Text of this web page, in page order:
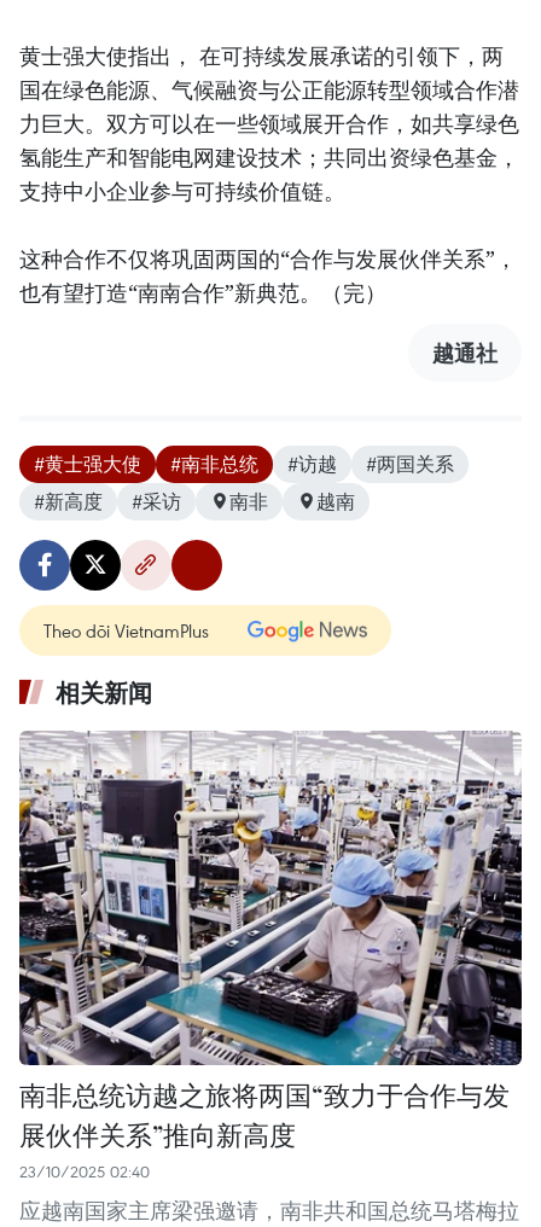
黄士强大使指出， 在可持续发展承诺的引领下，两
国在绿色能源、气候融资与公正能源转型领域合作潜
力巨大。双方可以在一些领域展开合作，如共享绿色
氢能生产和智能电网建设技术；共同出资绿色基金，
支持中小企业参与可持续价值链。
这种合作不仅将巩固两国的“合作与发展伙伴关系”，
也有望打造“南南合作”新典范。（完）
越通社
#黄士强大使 #南非总统 #访越
#两国关系
#新高度
#采访 南非 越南
Theo dõi VietnamPlus
相关新闻
南非总统访越之旅将两国“致力于合作与发
展伙伴关系”推向新高度
23/10/2025 02:40
应越南国家主席梁强邀请，南非共和国总统马塔梅拉